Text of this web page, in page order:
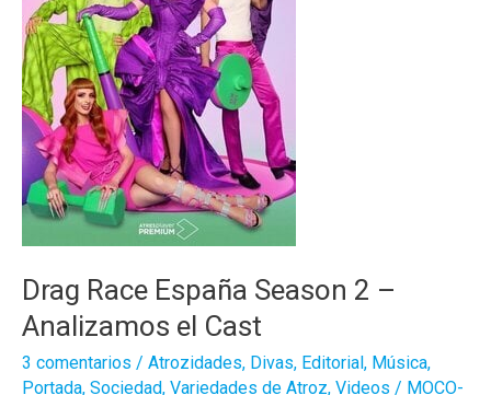
Drag Race España Season 2 –
Analizamos el Cast
3 comentarios / Atrozidades, Divas, Editorial , Música,
Portada, Sociedad, Variedades de Atroz, Videos / MOCO-